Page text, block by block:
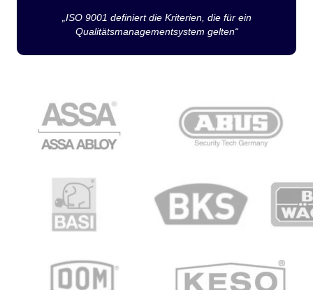
„ISO 9001 definiert die Kriterien, die für ein
Qualitätsmanagementsystem gelten“